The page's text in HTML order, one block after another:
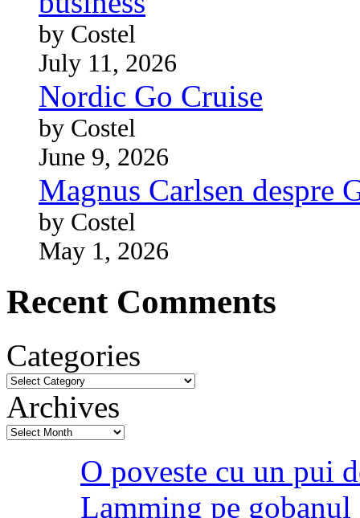
by Costel
July 11, 2026
Nordic Go Cruise
by Costel
June 9, 2026
Magnus Carlsen despre
by Costel
May 1, 2026
Recent Comments
Categories
Archives
O poveste cu un pui
Lamming pe gobanul